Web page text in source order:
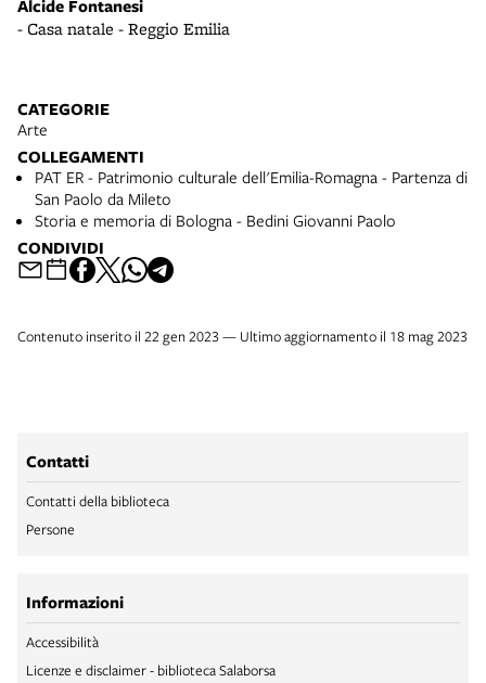
Alcide Fontanesi
- Casa natale - Reggio Emilia
CATEGORIE
Arte
COLLEGAMENTI
PAT ER - Patrimonio culturale dell'Emilia-Romagna - Partenza di
San Paolo da Mileto
Storia e memoria di Bologna - Bedini Giovanni Paolo
CONDIVIDI
Contenuto inserito il 22 gen 2023 — Ultimo aggiornamento il 18 mag 2023
Contatti
Contatti della biblioteca
Persone
Informazioni
Accessibilità
Licenze e disclaimer - biblioteca Salaborsa